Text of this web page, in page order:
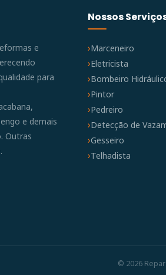
e
para
e demais
Outras
Nossos
Marceneiro
Eletricista
Bombeiro
Pintor
Pedreiro
Detecção de
Gesseiro
Telhadista
© 2026